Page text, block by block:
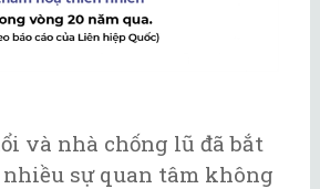
và nhà chống lũ đã bắt
sự quan tâm không